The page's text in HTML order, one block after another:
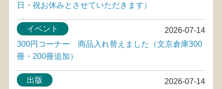
日・祝お休みとさせていただきます）
2026-07-14
イベント
300円コーナー 商品入れ替えました（文京倉庫300
冊・200冊追加）
2026-07-14
出版